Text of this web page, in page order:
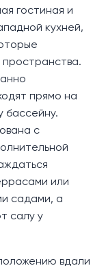
гостиная и
кухней,
прямо на
бассейну.
с
или
садами, а
салу у
вдали